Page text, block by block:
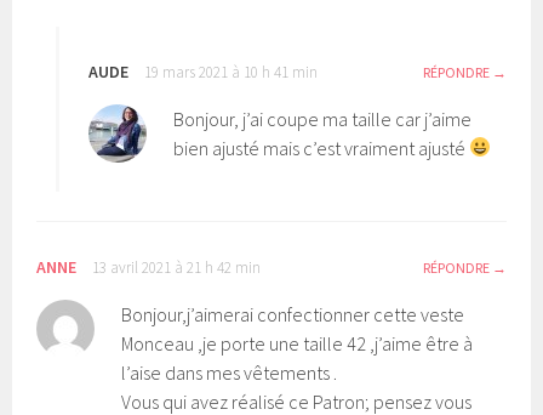
AUDE 19 mars 2021 à 10 h 41 min RÉPONDRE
Bonjour, j’ai coupe ma taille car j’aime
bien ajusté mais c’est vraiment ajusté
ANNE 13 avril 2021 à 21 h 42 min RÉPONDRE
Bonjour,j’aimerai confectionner cette veste
Monceau ,je porte une taille 42 ,j’aime être à
l’aise dans mes vêtements .
Vous qui avez réalisé ce Patron; pensez vous